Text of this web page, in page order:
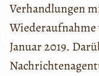
Verhandlungen
Wiederaufnahme
Januar 2019.